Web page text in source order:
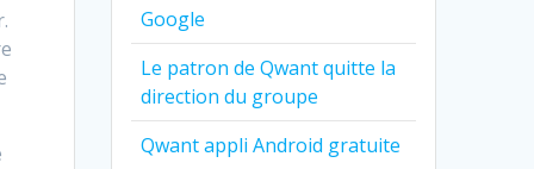
Google
Le patron de Qwant quitte la
direction du groupe
Qwant appli Android gratuite